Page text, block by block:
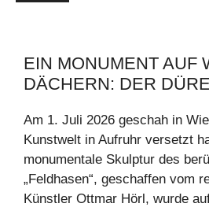
EIN MONUMENT AUF
DÄCHERN: DER
Am 1. Juli 2026 geschah in
Kunstwelt in Aufruhr versetzt
monumentale Skulptur des
„Feldhasen“, geschaffen vom
Künstler Ottmar Hörl, wurde